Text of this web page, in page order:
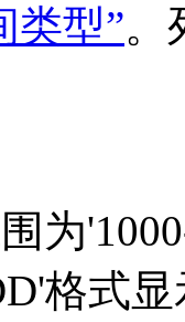
类型”。
为
格式显